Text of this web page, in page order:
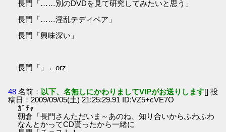
長門「……別のDVDを見て研究してみたいと思う」
長門「……淫乱テディベア」
長門「興味深い」
長門「」←orz
48 名前： 以下、名無しにかわりましてVIPがお送りします[] 投
稿日：2009/09/05(土) 21:25:29.91 ID:VZ5+cVE7O
ｶﾞﾁｬ
朝倉「長門さんただいま～あのね、知り合いからふわふわ
なんとかってCD貰ったから一緒に